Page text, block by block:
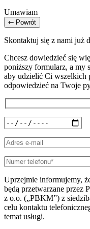
Umawiam
Powrót
Skontaktuj się z nami już
Chcesz dowiedzieć się
poniższy formularz, a my
aby udzielić Ci wszelkich
odpowiedzieć na Twoje
Uprzejmie informujemy,
będą przetwarzane przez
z o.o. („PBKM”) z
celu kontaktu
temat usługi.